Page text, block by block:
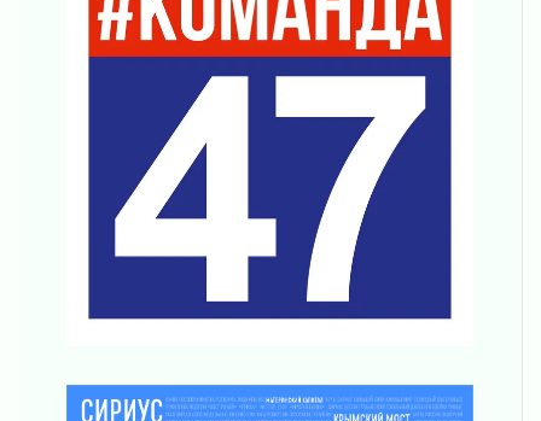
Награды нашли строителей
03 августа 2026
Ленобласть повышает производительность
Поддержка волонтерских объединений
03 августа 2026
Ладожский мост полностью закроют на два
Музеи Ленобласти обновляют пространства
03 августа 2026
03 августа 2026